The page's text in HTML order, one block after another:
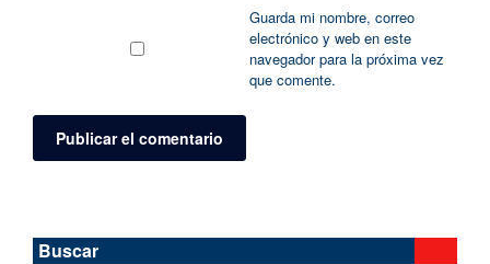
Guarda mi nombre, correo
electrónico y web en este
navegador para la próxima vez
que comente.
Buscar